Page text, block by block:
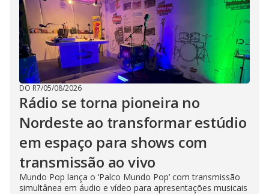
DO R7/05/08/2026
Rádio se torna pioneira no
Nordeste ao transformar estúdio
em espaço para shows com
transmissão ao vivo
Mundo Pop lança o ‘Palco Mundo Pop’ com transmissão
simultânea em áudio e vídeo para apresentações musicais